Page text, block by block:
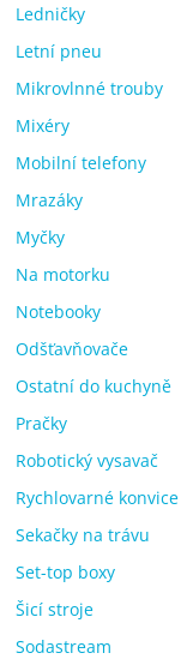
Ledničky
Letní pneu
Mikrovlnné trouby
Mixéry
Mobilní telefony
Mrazáky
Myčky
Na motorku
Notebooky
Odšťavňovače
Ostatní do kuchyně
Pračky
Robotický vysavač
Rychlovarné konvice
Sekačky na trávu
Set-top boxy
Šicí stroje
Sodastream